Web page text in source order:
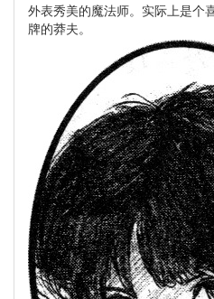
外表秀美的魔法师。实际上是个
牌的莽夫。